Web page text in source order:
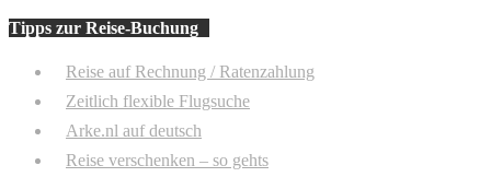
Tipps zur Reise-Buchung
Reise auf Rechnung / Ratenzahlung
Zeitlich flexible Flugsuche
Arke.nl auf deutsch
Reise verschenken – so gehts